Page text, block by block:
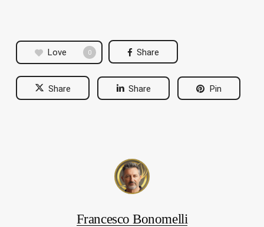
Love 0 Share
Share Share Pin
Francesco Bonomelli